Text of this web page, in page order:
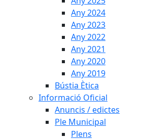
Any 2024
Any 2023
Any 2022
Any 2021
Any 2020
Any 2019
Bústia Ètica
Informació Oficial
Anuncis / edictes
Ple Municipal
Plens